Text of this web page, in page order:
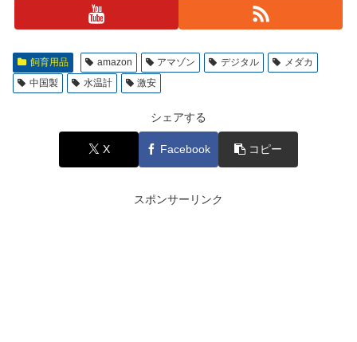
飼育用品 amazon アマゾン デジタル
メダカ
中国製
水温計 激安
シェアする
X Facebook コピー
スポンサーリンク